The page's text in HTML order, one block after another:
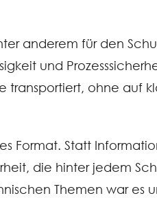
anderem für den
und
ohne auf
Format. Statt
die hinter jedem
Themen war es